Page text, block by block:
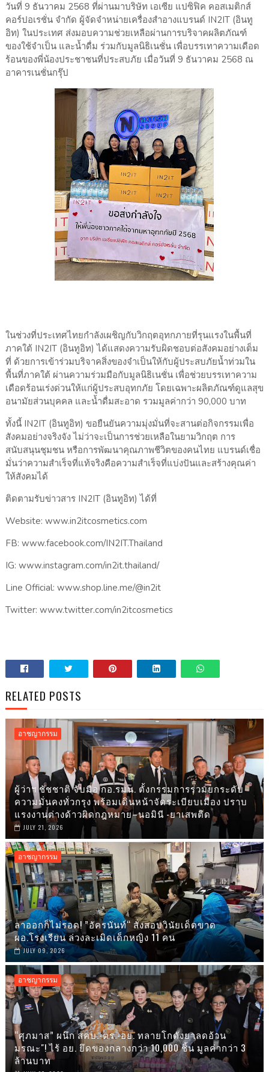
วันที่ 9 ธันวาคม 2568 ที่ผ่านมาบริษัท เอเซีย แปซิฟิค คอสเมติกส์
คอร์ปอเรชั่น จำกัด ผู้จัดจำหน่ายเครื่องสำอางแบรนด์ IN2IT (อินทู
อิท) ในประเทศ ส่งมอบความช่วยเหลือผ่านการบริจาคผลิตภัณฑ์
ของใช้จำเป็น และน้ำดื่ม ร่วมกับมูลนิธิเนชั่น เพื่อบรรเทาความเดือด
ร้อนของพี่น้องประชาชนที่ประสบภัย เมื่อวันที่ 9 ธันวาคม 2568 ณ
อาคารเนชั่นกรุ๊ป
ในช่วงที่ประเทศไทยกำลังเผชิญกับวิกฤตอุทกภายที่รุนแรงในพื้นที่
ภาคใต้ IN2IT (อินทูอิท) ได้แสดงความรับผิดชอบต่อสังคมอย่างเต็ม
ที่ ด้วยการเข้าร่วมบริจาคสิ่งของจำเป็นให้กับผู้ประสบภัยน้ำท่วมใน
พื้นที่ภาคใต้ ผ่านความร่วมมือกับมูลนิธิเนชั่น เพื่อช่วยบรรเทาความ
เดือดร้อนเร่งด่วนให้แก่ผู้ประสบอุทกภัย โดยเฉพาะผลิตภัณฑ์ดูแลสุข
อนามัยส่วนบุคคล และน้ำดื่มสะอาด รวมมูลค่ากว่า 90,000 บาท
ทั้งนี้ IN2IT (อินทูอิท) ขอยืนยันความมุ่งมั่นที่จะสานต่อกิจกรรมเพื่อ
สังคมอย่างจริงจัง ไม่ว่าจะเป็นการช่วยเหลือในยามวิกฤต การ
สนับสนุนชุมชน หรือการพัฒนาคุณภาพชีวิตของคนไทย แบรนด์เชื่อ
มั่นว่าความสำเร็จที่แท้จริงคือความสำเร็จที่แบ่งปันและสร้างคุณค่า
ให้สังคมได้
ติดตามรับข่าวสาร IN2IT (อินทูอิท) ได้ที่
Website: www.in2itcosmetics.com
FB: www.facebook.com/IN2IT.Thailand
IG: www.instagram.com/in2it.thailand/
Line Official: www.shop.line.me/@in2it
Twitter: www.twitter.com/in2itcosmetics
RELATED POSTS
อาชญากรรม
ผู้ว่าฯ ชัชชาติ จับมือ กอ.รมน. ตั้งกรรมการร่วมยกระดับ
ความมั่นคงทั่วกรุง พร้อมเดินหน้าจัดระเบียบเมือง ปราบ
แรงงานต่างด้าวผิดกฎหมาย–นอมินี -ยาเสพติด
JULY 21, 2026
อาชญากรรม
ลาออกก็ไม่รอด! ”อัครนันท์“ สั่งสอบวินัยเด็ดขาด
ผอ.โรงเรียน ล่วงละเมิดเด็กหญิง 11 คน
JULY 09, 2026
อาชญากรรม
“ศุภมาส” ผนึก สคบ.-ตร.-อย. ทลายโกดังยาลดอ้วน
มรณะ"! ไร้ อย. ยึดของกลางกว่า 10,000 ชิ้น มูลค่ากว่า 3
ล้านบาท